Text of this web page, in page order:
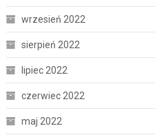
wrzesień 2022
sierpień 2022
lipiec 2022
czerwiec 2022
maj 2022